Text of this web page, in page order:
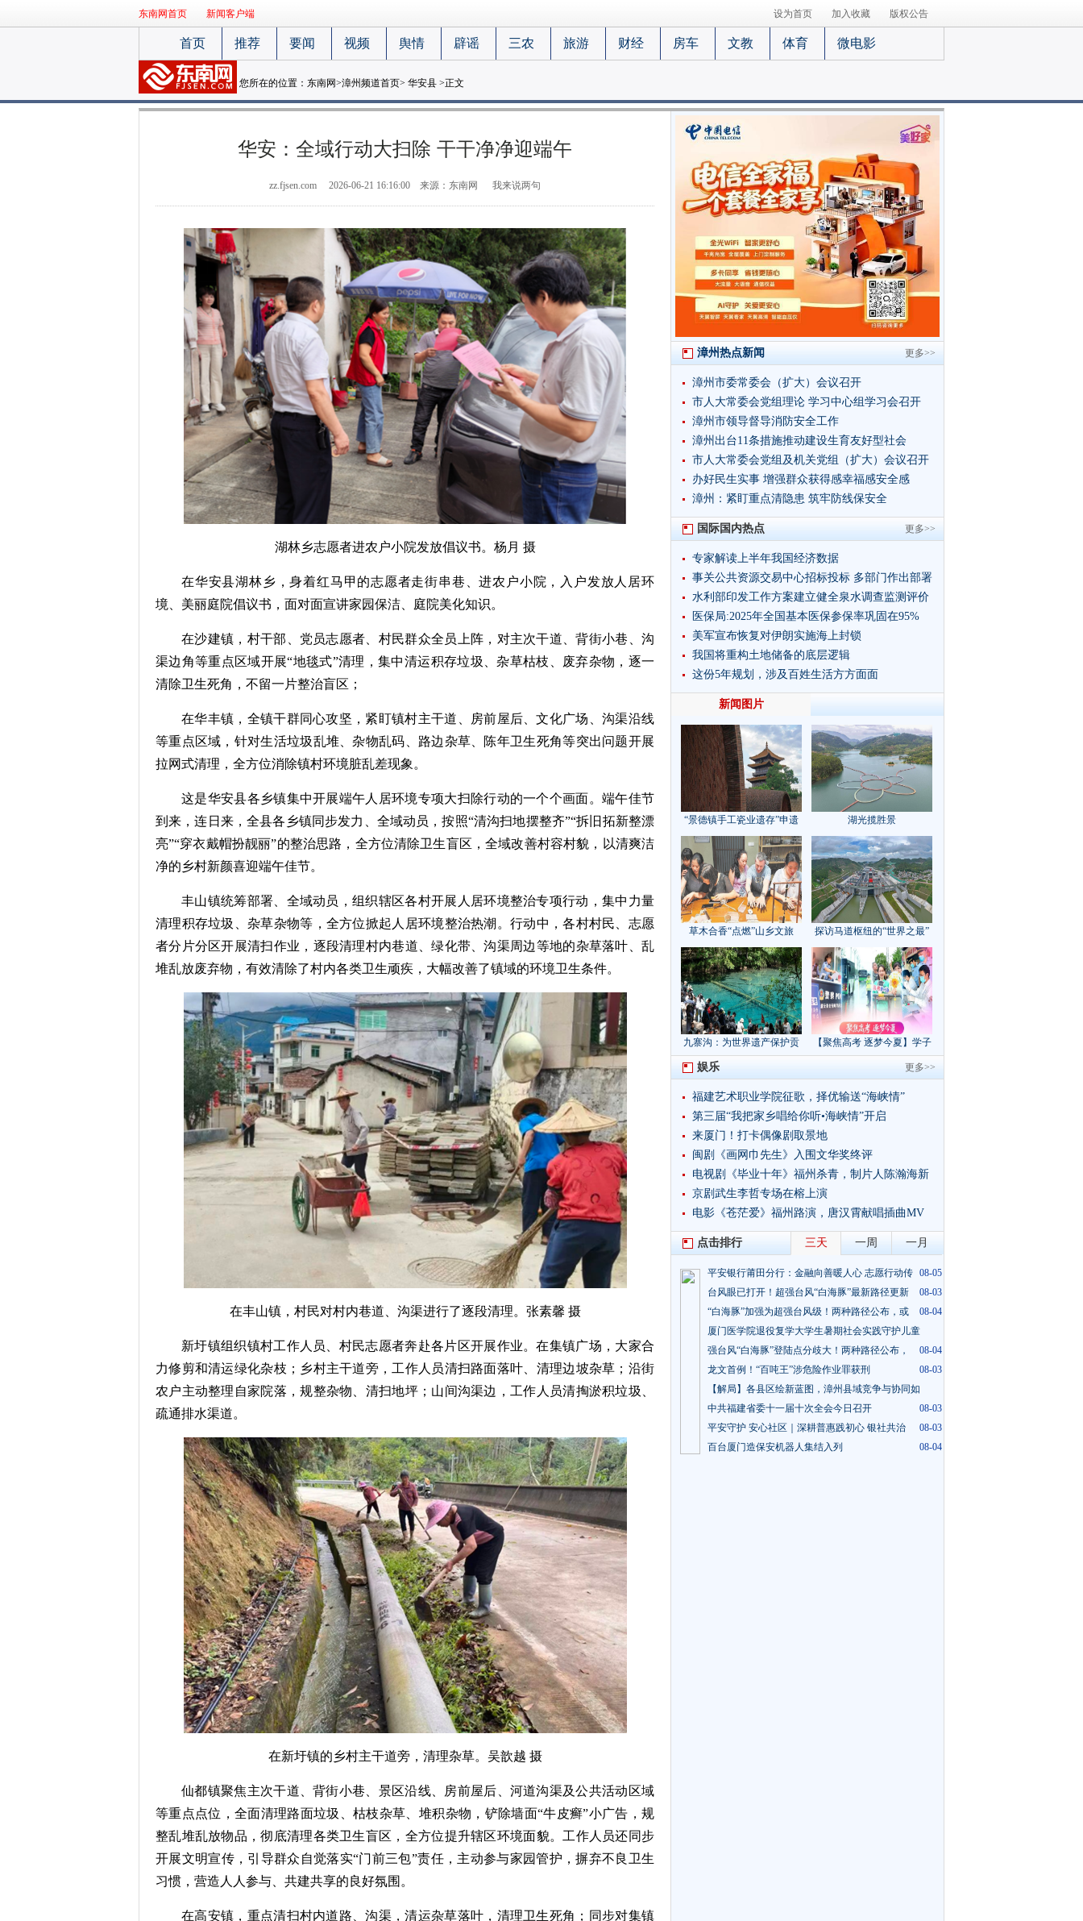
东南网首页 新闻客户端 设为首页 加入收藏 版权公告
首页 推荐 要闻 视频 舆情 辟谣 三农 旅游 财经 房车 文教 体育 微电影
您所在的位置： 东南网>漳州频道首页> 华安县 >正文
华安：全域行动大扫除 干干净净迎端午
zz.fjsen.com 2026-06-21 16:16:00 来源：东南网 我来说两句
湖林乡志愿者进农户小院发放倡议书。杨月 摄
在华安县湖林乡，身着红马甲的志愿者走街串巷、进农户小院，入户发放人居环
境、美丽庭院倡议书，面对面宣讲家园保洁、庭院美化知识。
在沙建镇，村干部、党员志愿者、村民群众全员上阵，对主次干道、背街小巷、沟
渠边角等重点区域开展“地毯式”清理，集中清运积存垃圾、杂草枯枝、废弃杂物，逐一
清除卫生死角，不留一片整治盲区；
在华丰镇，全镇干群同心攻坚，紧盯镇村主干道、房前屋后、文化广场、沟渠沿线
等重点区域，针对生活垃圾乱堆、杂物乱码、路边杂草、陈年卫生死角等突出问题开展
拉网式清理，全方位消除镇村环境脏乱差现象。
这是华安县各乡镇集中开展端午人居环境专项大扫除行动的一个个画面。端午佳节
到来，连日来，全县各乡镇同步发力、全域动员，按照“清沟扫地摆整齐”“拆旧拓新整漂
亮”“穿衣戴帽扮靓丽”的整治思路，全方位清除卫生盲区，全域改善村容村貌，以清爽洁
净的乡村新颜喜迎端午佳节。
丰山镇统筹部署、全域动员，组织辖区各村开展人居环境整治专项行动，集中力量
清理积存垃圾、杂草杂物等，全方位掀起人居环境整治热潮。行动中，各村村民、志愿
者分片分区开展清扫作业，逐段清理村内巷道、绿化带、沟渠周边等地的杂草落叶、乱
堆乱放废弃物，有效清除了村内各类卫生顽疾，大幅改善了镇域的环境卫生条件。
在丰山镇，村民对村内巷道、沟渠进行了逐段清理。张素馨 摄
新圩镇组织镇村工作人员、村民志愿者奔赴各片区开展作业。在集镇广场，大家合
力修剪和清运绿化杂枝；乡村主干道旁，工作人员清扫路面落叶、清理边坡杂草；沿街
农户主动整理自家院落，规整杂物、清扫地坪；山间沟渠边，工作人员清掏淤积垃圾、
疏通排水渠道。
在新圩镇的乡村主干道旁，清理杂草。吴歆越 摄
仙都镇聚焦主次干道、背街小巷、景区沿线、房前屋后、河道沟渠及公共活动区域
等重点点位，全面清理路面垃圾、枯枝杂草、堆积杂物，铲除墙面“牛皮癣”小广告，规
整乱堆乱放物品，彻底清理各类卫生盲区，全方位提升辖区环境面貌。工作人员还同步
开展文明宣传，引导群众自觉落实“门前三包”责任，主动参与家园管护，摒弃不良卫生
习惯，营造人人参与、共建共享的良好氛围。
在高安镇，重点清扫村内道路、沟渠，清运杂草落叶，清理卫生死角；同步对集镇
更多>>
漳州热点新闻
漳州市委常委会（扩大）会议召开
市人大常委会党组理论 学习中心组学习会召开
漳州市领导督导消防安全工作
漳州出台11条措施推动建设生育友好型社会
市人大常委会党组及机关党组（扩大）会议召开
办好民生实事 增强群众获得感幸福感安全感
漳州：紧盯重点清隐患 筑牢防线保安全
更多>>
国际国内热点
专家解读上半年我国经济数据
事关公共资源交易中心招标投标 多部门作出部署
水利部印发工作方案建立健全泉水调查监测评价
制度
医保局:2025年全国基本医保参保率巩固在95%
美军宣布恢复对伊朗实施海上封锁
我国将重构土地储备的底层逻辑
这份5年规划，涉及百姓生活方方面面
新闻图片
“景德镇手工瓷业遗存”申遗
成功
湖光揽胜景
草木合香“点燃”山乡文旅 探访马道枢纽的“世界之最”
九寨沟：为世界遗产保护贡
献“中国方案”｜美丽中国行
【聚焦高考 逐梦今夏】学子
执笔追梦，各方同心护航
更多>>
娱乐
福建艺术职业学院征歌，择优输送“海峡情”
​第三届“我把家乡唱给你听•海峡情”开启
来厦门！打卡偶像剧取景地
闽剧《画网巾先生》入围文华奖终评
​电视剧《毕业十年》福州杀青，制片人陈瀚海新
突破
京剧武生李哲专场在榕上演
​电影《苍茫爱》福州路演，唐汉霄献唱插曲MV
点击排行 三天 一周 一月
平安银行莆田分行：金融向善暖人心 志愿行动传 08-05
台风眼已打开！超强台风“白海豚”最新路径更新
08-03
“白海豚”加强为超强台风级！两种路径公布，或
08-04
厦门医学院退役复学大学生暑期社会实践守护儿童
08-05
强台风“白海豚”登陆点分歧大！两种路径公布，
08-04
龙文首例！“百吨王”涉危险作业罪获刑
08-03
【解局】各县区绘新蓝图，漳州县域竞争与协同如
08-03
中共福建省委十一届十次全会今日召开
08-03
平安守护 安心社区｜深耕普惠践初心 银社共治
08-03
百台厦门造保安机器人集结入列
08-04